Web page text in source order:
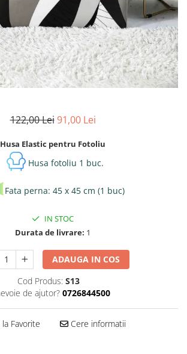
122,00 Lei 91,00 Lei
Husa Elastic pentru Fotoliu
Husa fotoliu 1 buc.
Fata perna: 45 x 45 cm (1 buc)
IN STOC
Durata de livrare: 1
ADAUGA IN COS
Cod Produs: S13
de ajutor? 0726844500
Favorite Cere informatii